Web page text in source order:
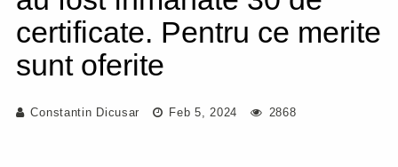
certificate. Pentru ce merite
sunt oferite
Constantin Dicusar Feb 5, 2024 2868